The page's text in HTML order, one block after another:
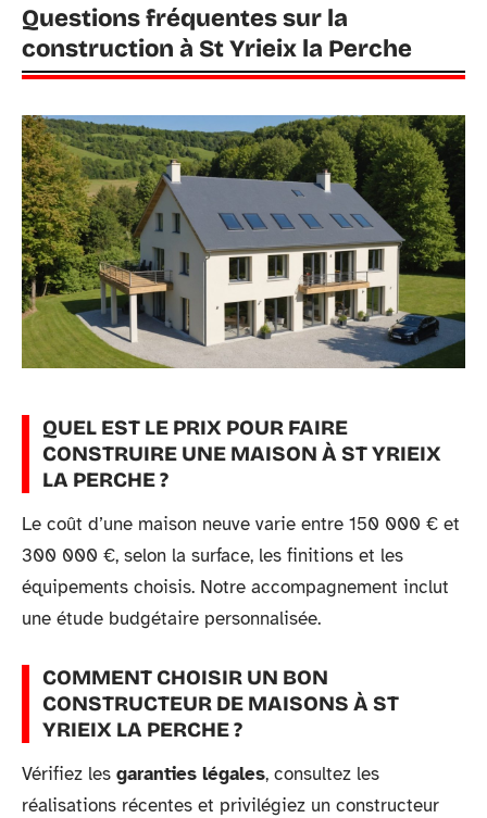
Questions fréquentes sur la
construction à St Yrieix la Perche
QUEL EST LE PRIX POUR FAIRE
CONSTRUIRE UNE MAISON À ST YRIEIX
LA PERCHE ?
Le coût d’une maison neuve varie entre 150 000 € et
300 000 €, selon la surface, les finitions et les
équipements choisis. Notre accompagnement inclut
une étude budgétaire personnalisée.
COMMENT CHOISIR UN BON
CONSTRUCTEUR DE MAISONS À ST
YRIEIX LA PERCHE ?
Vérifiez les garanties légales, consultez les
réalisations récentes et privilégiez un constructeur